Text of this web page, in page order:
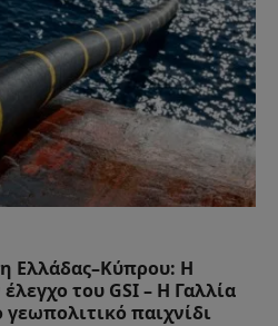
Ελλάδας–Κύπρου: Η
του GSI – Η Γαλλία
παιχνίδι